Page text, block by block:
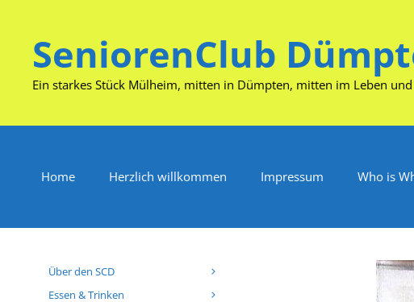
springenSeniorenClub
Ein starkes Stück Mülheim, mitten in Dümpten, mitten im Leben
Home Herzlich willkommen Impressum Who is
Über den SCD
Essen & Trinken